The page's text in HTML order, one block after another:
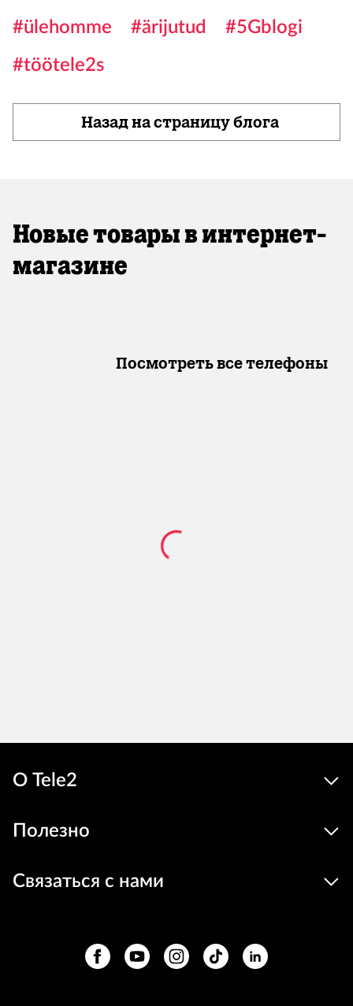
#ülehomme
#ärijutud
#5Gblogi
#töötele2s
Назад на страницу блога
Новые товары в интернет-
магазине
Посмотреть все телефоны
О Tele2
Полезно
Связаться с нами